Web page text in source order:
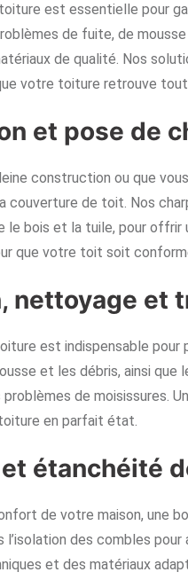
est essentielle pour
de fuite, de
de qualité. Nos
votre toiture retrouve
et pose de
construction ou que
couverture de toit. Nos
le bois et la tuile, pour
que votre toit soit
nettoyage et
est indispensable
et les débris, ainsi
de moisissures.
en parfait état.
étanchéité
de votre maison, une
l’isolation des combles
et des matériaux